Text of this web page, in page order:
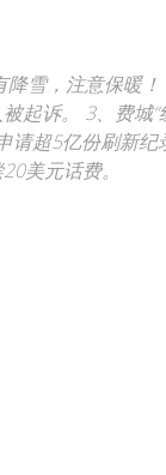
雪，注意保暖！
起诉。 3、费城“
请超5亿份刷新纪
美元话费。